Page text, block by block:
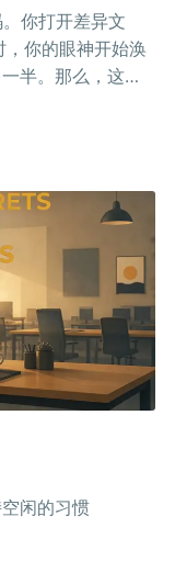
你打开差异文
你的眼神开始涣
半。那么，这个
闲的习惯